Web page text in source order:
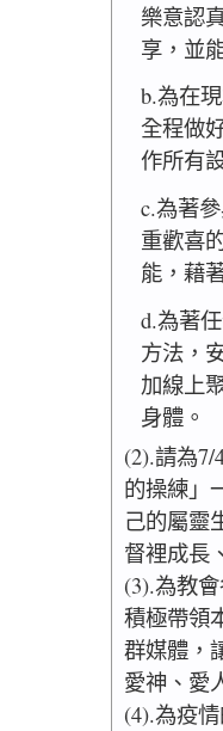
樂意認
享，並
b.為在
全程做
作所有
c.為著
重歡喜
能，藉
d.為著
方法，
加線上
身體。
(2).請為
的操練」
己的屬靈
督裡成長
(3).為教
積極帶領
群媒體，
愛神、愛
(4).為疫